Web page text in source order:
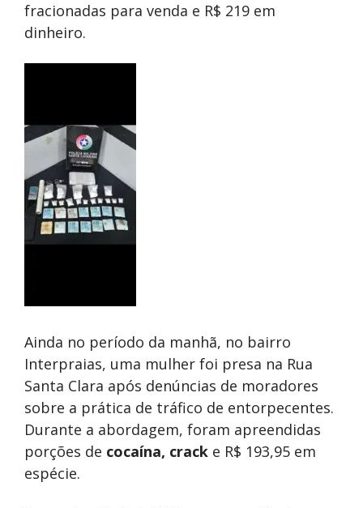
fracionadas para venda e R$ 219 em
dinheiro.
Ainda no período da manhã, no bairro
Interpraias, uma mulher foi presa na Rua
Santa Clara após denúncias de moradores
sobre a prática de tráfico de entorpecentes.
Durante a abordagem, foram apreendidas
porções de cocaína, crack e R$ 193,95 em
espécie.